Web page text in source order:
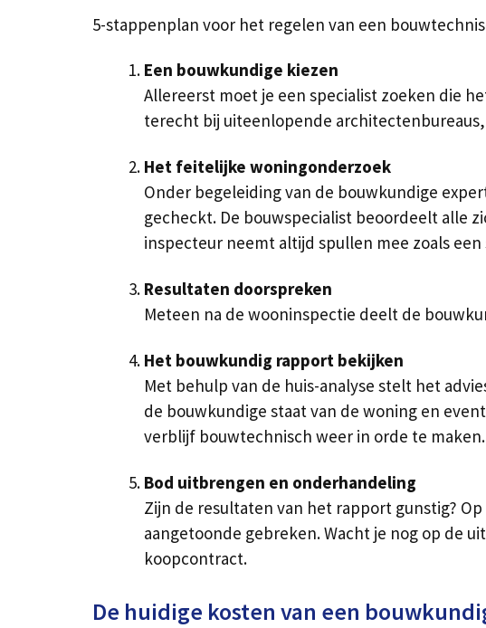
5-stappenplan voor het regelen van een
Een bouwkundige kiezen
Allereerst moet je een specialist zoeken die
terecht bij uiteenlopende
Het feitelijke woningonderzoek
Onder begeleiding van de bouwkundige
gecheckt. De bouwspecialist beoordeelt alle
inspecteur neemt altijd spullen mee zoals
Resultaten doorspreken
Meteen na de wooninspectie deelt de
Het bouwkundig rapport bekijken
Met behulp van de huis-analyse stelt het
de bouwkundige staat van de woning en
verblijf bouwtechnisch weer in orde te maken.
Bod uitbrengen en onderhandeling
Zijn de resultaten van het rapport gunstig?
aangetoonde gebreken. Wacht je nog op de
koopcontract.
De huidige kosten van een